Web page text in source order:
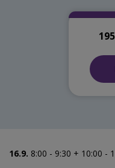
16.9. 8:00 - 9:30 + 10:00 -